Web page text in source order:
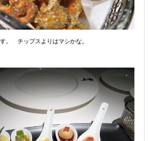
。 チップスよりはマシかな。